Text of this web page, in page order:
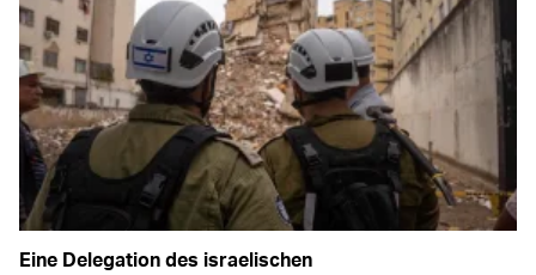
Eine Delegation des israelischen